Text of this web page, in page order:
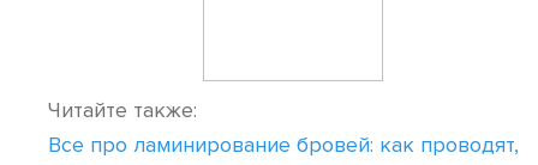
Читайте также:
Все про ламинирование бровей: как проводят,